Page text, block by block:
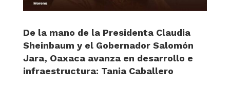
De la mano de la Presidenta Claudia
Sheinbaum y el Gobernador Salomón
Jara, Oaxaca avanza en desarrollo e
infraestructura: Tania Caballero